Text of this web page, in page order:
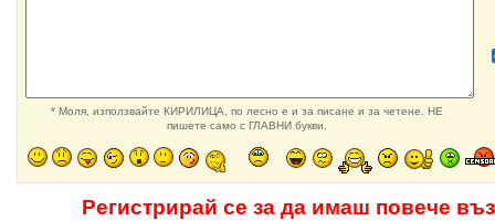
* Моля, използвайте КИРИЛИЦА, по лесно е и за писане и за четене. НЕ
пишете само с ГЛАВНИ букви.
Регистрирай се за да имаш повече